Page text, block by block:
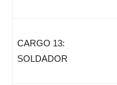
CARGO 13:
SOLDADOR